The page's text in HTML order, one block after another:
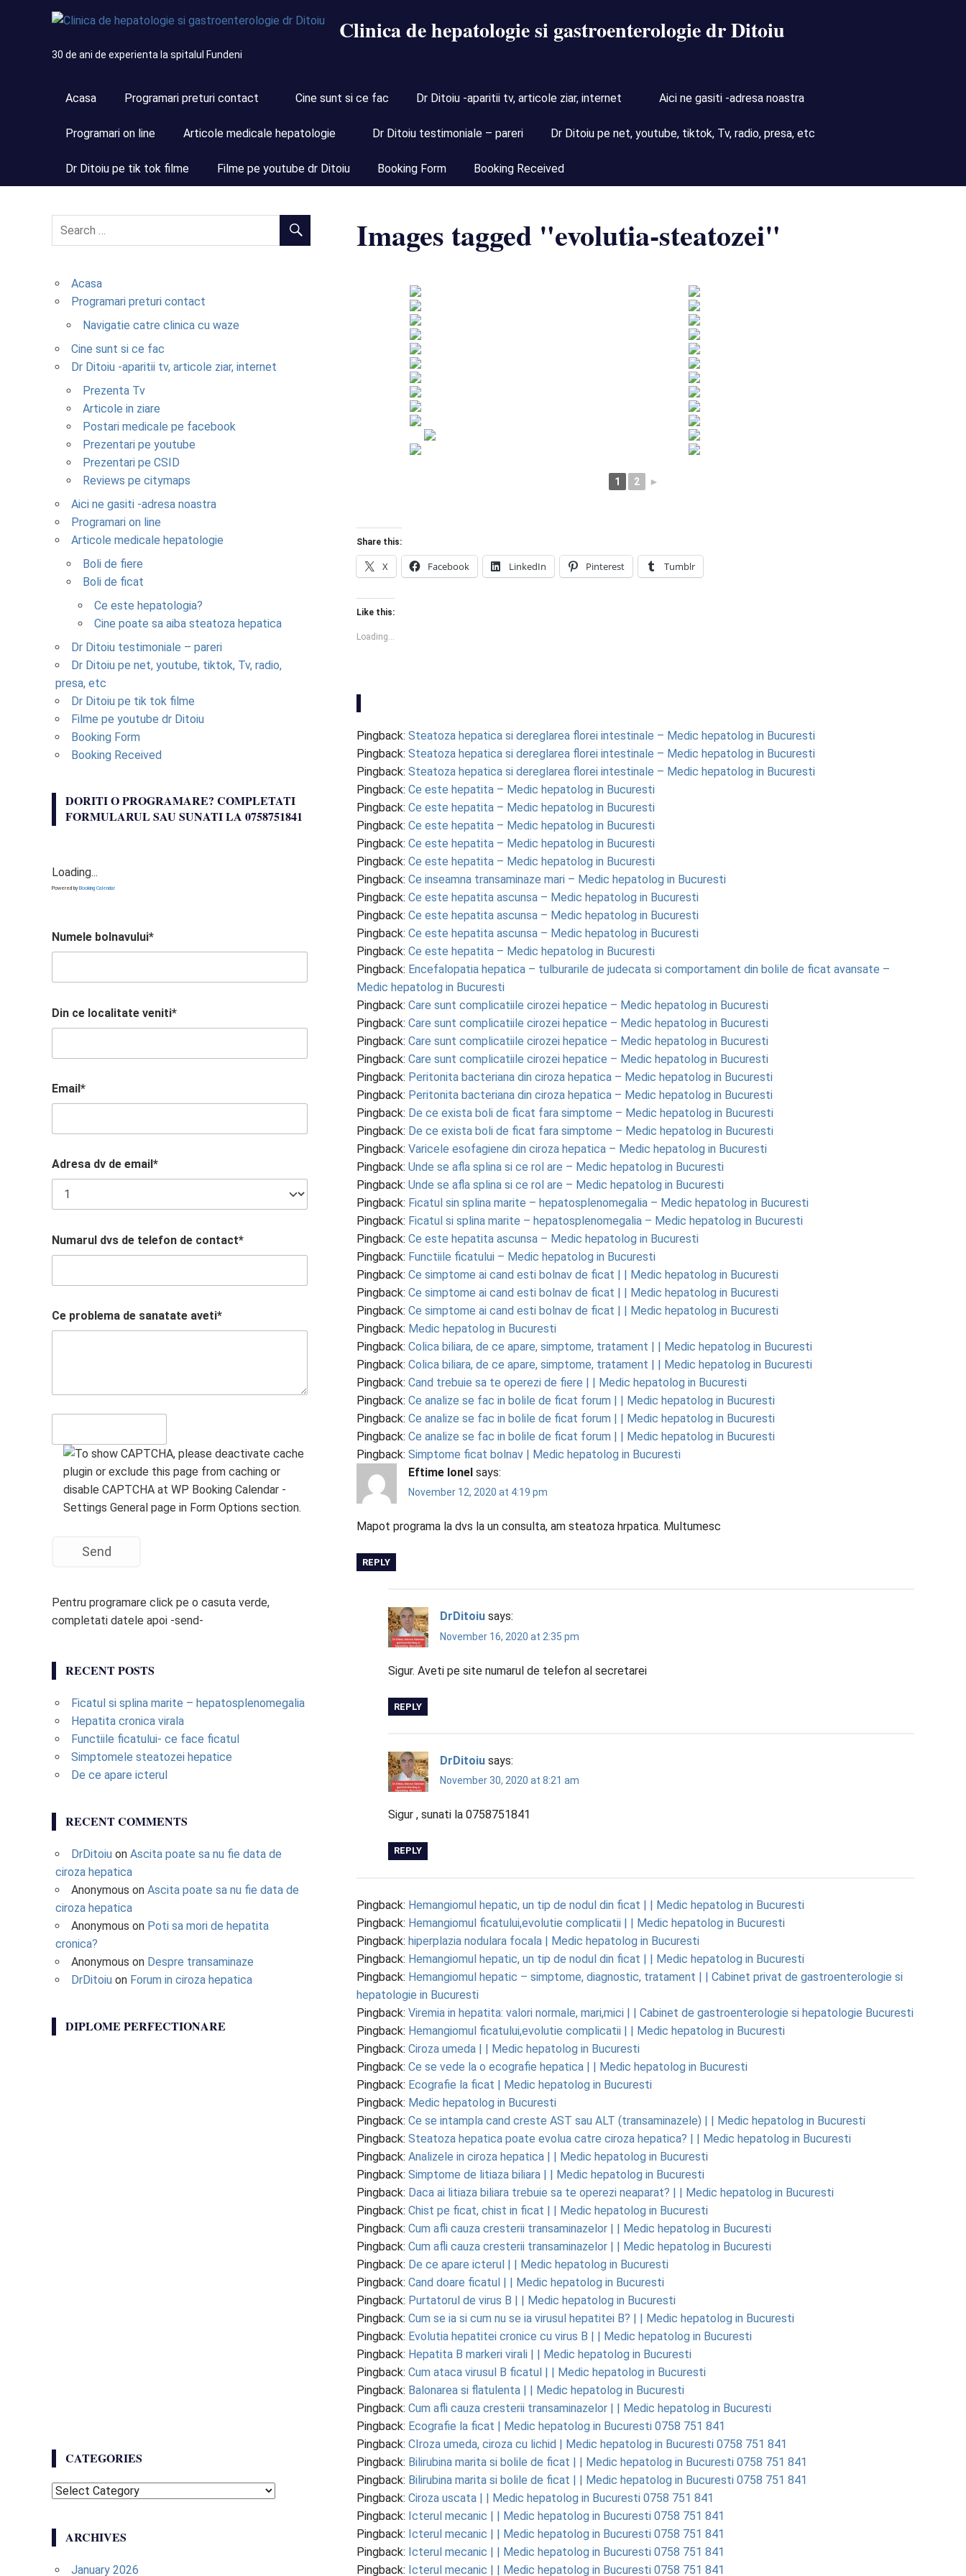
Clinica de hepatologie si gastroenterologie dr Ditoiu
30 de ani de experienta la spitalul Fundeni
Acasa Programari preturi contact Cine sunt si ce fac Dr Ditoiu -aparitii tv, articole ziar, internet Aici ne gasiti -adresa noastra
Programari on line Articole medicale hepatologie Dr Ditoiu testimoniale – pareri Dr Ditoiu pe net, youtube, tiktok, Tv, radio, presa, etc
Dr Ditoiu pe tik tok filme Filme pe youtube dr Ditoiu Booking Form Booking Received
Images tagged "evolutia-steatozei"
1 2 ►
Share this:
X Facebook LinkedIn Pinterest Tumblr
Like this:
Loading...
Pingback: Steatoza hepatica si dereglarea florei intestinale – Medic hepatolog in Bucuresti
Pingback: Steatoza hepatica si dereglarea florei intestinale – Medic hepatolog in Bucuresti
Pingback: Steatoza hepatica si dereglarea florei intestinale – Medic hepatolog in Bucuresti
Pingback: Ce este hepatita – Medic hepatolog in Bucuresti
Pingback: Ce este hepatita – Medic hepatolog in Bucuresti
Pingback: Ce este hepatita – Medic hepatolog in Bucuresti
Pingback: Ce este hepatita – Medic hepatolog in Bucuresti
Pingback: Ce este hepatita – Medic hepatolog in Bucuresti
Pingback: Ce inseamna transaminaze mari – Medic hepatolog in Bucuresti
Pingback: Ce este hepatita ascunsa – Medic hepatolog in Bucuresti
Pingback: Ce este hepatita ascunsa – Medic hepatolog in Bucuresti
Pingback: Ce este hepatita ascunsa – Medic hepatolog in Bucuresti
Pingback: Ce este hepatita – Medic hepatolog in Bucuresti
Pingback: Encefalopatia hepatica – tulburarile de judecata si comportament din bolile de ficat avansate –
Medic hepatolog in Bucuresti
Pingback: Care sunt complicatiile cirozei hepatice – Medic hepatolog in Bucuresti
Pingback: Care sunt complicatiile cirozei hepatice – Medic hepatolog in Bucuresti
Pingback: Care sunt complicatiile cirozei hepatice – Medic hepatolog in Bucuresti
Pingback: Care sunt complicatiile cirozei hepatice – Medic hepatolog in Bucuresti
Pingback: Peritonita bacteriana din ciroza hepatica – Medic hepatolog in Bucuresti
Pingback: Peritonita bacteriana din ciroza hepatica – Medic hepatolog in Bucuresti
Pingback: De ce exista boli de ficat fara simptome – Medic hepatolog in Bucuresti
Pingback: De ce exista boli de ficat fara simptome – Medic hepatolog in Bucuresti
Pingback: Varicele esofagiene din ciroza hepatica – Medic hepatolog in Bucuresti
Pingback: Unde se afla splina si ce rol are – Medic hepatolog in Bucuresti
Pingback: Unde se afla splina si ce rol are – Medic hepatolog in Bucuresti
Pingback: Ficatul sin splina marite – hepatosplenomegalia – Medic hepatolog in Bucuresti
Pingback: Ficatul si splina marite – hepatosplenomegalia – Medic hepatolog in Bucuresti
Pingback: Ce este hepatita ascunsa – Medic hepatolog in Bucuresti
Pingback: Functiile ficatului – Medic hepatolog in Bucuresti
Pingback: Ce simptome ai cand esti bolnav de ficat | | Medic hepatolog in Bucuresti
Pingback: Ce simptome ai cand esti bolnav de ficat | | Medic hepatolog in Bucuresti
Pingback: Ce simptome ai cand esti bolnav de ficat | | Medic hepatolog in Bucuresti
Pingback: Medic hepatolog in Bucuresti
Pingback: Colica biliara, de ce apare, simptome, tratament | | Medic hepatolog in Bucuresti
Pingback: Colica biliara, de ce apare, simptome, tratament | | Medic hepatolog in Bucuresti
Pingback: Cand trebuie sa te operezi de fiere | | Medic hepatolog in Bucuresti
Pingback: Ce analize se fac in bolile de ficat forum | | Medic hepatolog in Bucuresti
Pingback: Ce analize se fac in bolile de ficat forum | | Medic hepatolog in Bucuresti
Pingback: Ce analize se fac in bolile de ficat forum | | Medic hepatolog in Bucuresti
Pingback: Simptome ficat bolnav | Medic hepatolog in Bucuresti
Eftime Ionel says:
November 12, 2020 at 4:19 pm
Mapot programa la dvs la un consulta, am steatoza hrpatica. Multumesc
REPLY
DrDitoiu says:
November 16, 2020 at 2:35 pm
Sigur. Aveti pe site numarul de telefon al secretarei
REPLY
DrDitoiu says:
November 30, 2020 at 8:21 am
Sigur , sunati la 0758751841
REPLY
Pingback: Hemangiomul hepatic, un tip de nodul din ficat | | Medic hepatolog in Bucuresti
Pingback: Hemangiomul ficatului,evolutie complicatii | | Medic hepatolog in Bucuresti
Pingback: hiperplazia nodulara focala | Medic hepatolog in Bucuresti
Pingback: Hemangiomul hepatic, un tip de nodul din ficat | | Medic hepatolog in Bucuresti
Pingback: Hemangiomul hepatic – simptome, diagnostic, tratament | | Cabinet privat de gastroenterologie si
hepatologie in Bucuresti
Pingback: Viremia in hepatita: valori normale, mari,mici | | Cabinet de gastroenterologie si hepatologie Bucuresti
Pingback: Hemangiomul ficatului,evolutie complicatii | | Medic hepatolog in Bucuresti
Pingback: Ciroza umeda | | Medic hepatolog in Bucuresti
Pingback: Ce se vede la o ecografie hepatica | | Medic hepatolog in Bucuresti
Pingback: Ecografie la ficat | Medic hepatolog in Bucuresti
Pingback: Medic hepatolog in Bucuresti
Pingback: Ce se intampla cand creste AST sau ALT (transaminazele) | | Medic hepatolog in Bucuresti
Pingback: Steatoza hepatica poate evolua catre ciroza hepatica? | | Medic hepatolog in Bucuresti
Pingback: Analizele in ciroza hepatica | | Medic hepatolog in Bucuresti
Pingback: Simptome de litiaza biliara | | Medic hepatolog in Bucuresti
Pingback: Daca ai litiaza biliara trebuie sa te operezi neaparat? | | Medic hepatolog in Bucuresti
Pingback: Chist pe ficat, chist in ficat | | Medic hepatolog in Bucuresti
Pingback: Cum afli cauza cresterii transaminazelor | | Medic hepatolog in Bucuresti
Pingback: Cum afli cauza cresterii transaminazelor | | Medic hepatolog in Bucuresti
Pingback: De ce apare icterul | | Medic hepatolog in Bucuresti
Pingback: Cand doare ficatul | | Medic hepatolog in Bucuresti
Pingback: Purtatorul de virus B | | Medic hepatolog in Bucuresti
Pingback: Cum se ia si cum nu se ia virusul hepatitei B? | | Medic hepatolog in Bucuresti
Pingback: Evolutia hepatitei cronice cu virus B | | Medic hepatolog in Bucuresti
Pingback: Hepatita B markeri virali | | Medic hepatolog in Bucuresti
Pingback: Cum ataca virusul B ficatul | | Medic hepatolog in Bucuresti
Pingback: Balonarea si flatulenta | | Medic hepatolog in Bucuresti
Pingback: Cum afli cauza cresterii transaminazelor | | Medic hepatolog in Bucuresti
Pingback: Ecografie la ficat | Medic hepatolog in Bucuresti 0758 751 841
Pingback: CIroza umeda, ciroza cu lichid | Medic hepatolog in Bucuresti 0758 751 841
Pingback: Bilirubina marita si bolile de ficat | | Medic hepatolog in Bucuresti 0758 751 841
Pingback: Bilirubina marita si bolile de ficat | | Medic hepatolog in Bucuresti 0758 751 841
Pingback: Ciroza uscata | | Medic hepatolog in Bucuresti 0758 751 841
Pingback: Icterul mecanic | | Medic hepatolog in Bucuresti 0758 751 841
Pingback: Icterul mecanic | | Medic hepatolog in Bucuresti 0758 751 841
Pingback: Icterul mecanic | | Medic hepatolog in Bucuresti 0758 751 841
Pingback: Icterul mecanic | | Medic hepatolog in Bucuresti 0758 751 841
Acasa
Programari preturi contact
Navigatie catre clinica cu waze
Cine sunt si ce fac
Dr Ditoiu -aparitii tv, articole ziar, internet
Prezenta Tv
Articole in ziare
Postari medicale pe facebook
Prezentari pe youtube
Prezentari pe CSID
Reviews pe citymaps
Aici ne gasiti -adresa noastra
Programari on line
Articole medicale hepatologie
Boli de fiere
Boli de ficat
Ce este hepatologia?
Cine poate sa aiba steatoza hepatica
Dr Ditoiu testimoniale – pareri
Dr Ditoiu pe net, youtube, tiktok, Tv, radio,
presa, etc
Dr Ditoiu pe tik tok filme
Filme pe youtube dr Ditoiu
Booking Form
Booking Received
DORITI O PROGRAMARE? COMPLETATI
FORMULARUL SAU SUNATI LA 0758751841
Loading...
Powered by Booking Calendar
Numele bolnavului*
Din ce localitate veniti*
Email*
Adresa dv de email*
Numarul dvs de telefon de contact*
Ce problema de sanatate aveti*
Send
Pentru programare click pe o casuta verde,
completati datele apoi -send-
RECENT POSTS
Ficatul si splina marite – hepatosplenomegalia
Hepatita cronica virala
Functiile ficatului- ce face ficatul
Simptomele steatozei hepatice
De ce apare icterul
RECENT COMMENTS
DrDitoiuon Ascita poate sa nu fie data de
ciroza hepatica
Anonymous on Ascita poate sa nu fie data de
ciroza hepatica
Anonymous on Poti sa mori de hepatita
cronica?
Anonymous on Despre transaminaze
DrDitoiuon Forum in ciroza hepatica
DIPLOME PERFECTIONARE
CATEGORIES
Categories
ARCHIVES
January 2026